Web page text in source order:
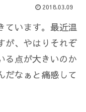
2018.03.09
ています。最近温
が、やはりそれぞ
る点が大きいのか
だなぁと痛感して